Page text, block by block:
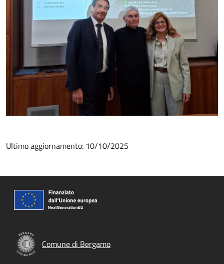
Ultimo aggiornamento: 10/10/2025
Comune di Bergamo